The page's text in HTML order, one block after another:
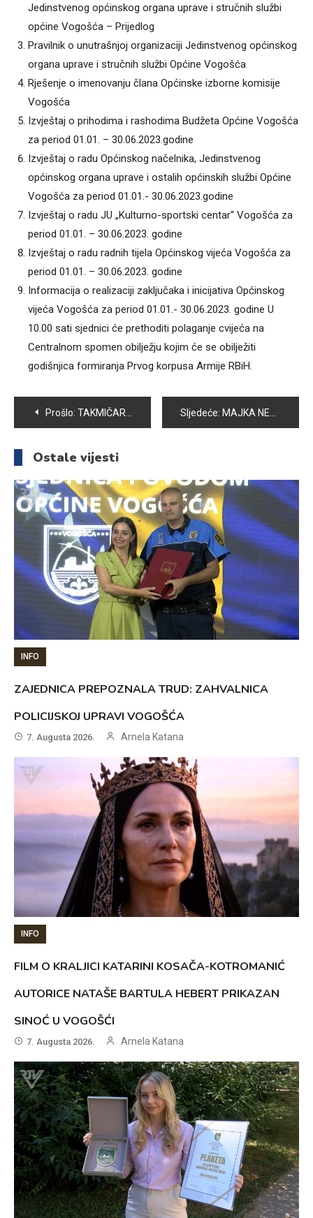
Jedinstvenog općinskog organa uprave i stručnih službi
općine Vogošća – Prijedlog
Pravilnik o unutrašnjoj organizaciji Jedinstvenog općinskog
organa uprave i stručnih službi Općine Vogošća
Rješenje o imenovanju člana Općinske izborne komisije
Vogošća
Izvještaj o prihodima i rashodima Budžeta Općine Vogošća
za period 01.01. – 30.06.2023.godine
Izvještaj o radu Općinskog načelnika, Jedinstvenog
općinskog organa uprave i ostalih općinskih službi Općine
Vogošća za period 01.01.- 30.06.2023.godine
Izvještaj o radu JU „Kulturno-sportski centar“ Vogošća za
period 01.01. – 30.06.2023. godine
Izvještaj o radu radnih tijela Općinskog vijeća Vogošća za
period 01.01. – 30.06.2023. godine
Informacija o realizaciji zaključaka i inicijativa Općinskog
vijeća Vogošća za period 01.01.- 30.06.2023. godine U
10.00 sati sjednici će prethoditi polaganje cvijeća na
Centralnom spomen obilježju kojim će se obilježiti
godišnjica formiranja Prvog korpusa Armije RBiH.
Navigacija
članaka
Prošlo: TAKMIČARSKA EKIPA KK SAMBON VRIJEDNO TRENIRA ZA PREDSTOJEĆA PRVENSTVA Sljedeće: MAJKA NEVZA DURIĆ IZ VOGOŠĆE VEĆ 31 GODINU TRAGA ZA SVOJIM SINOM IBRAHIMOM
Ostale vijesti
INFO
ZAJEDNICA PREPOZNALA TRUD: ZAHVALNICA
POLICIJSKOJ UPRAVI VOGOŠĆA
7. Augusta 2026. Arnela Katana
INFO
FILM O KRALJICI KATARINI KOSAČA-KOTROMANIĆ
AUTORICE NATAŠE BARTULA HEBERT PRIKAZAN
SINOĆ U VOGOŠĆI
7. Augusta 2026. Arnela Katana